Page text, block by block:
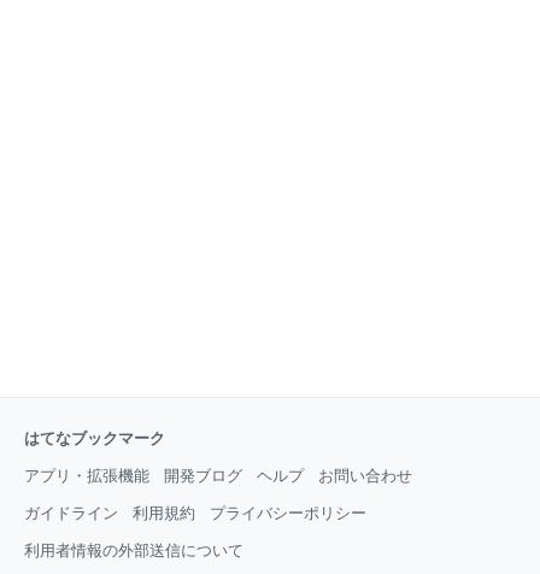
はてなブックマーク
アプリ・拡張機能 開発ブログ ヘルプ お問い合わせ
ガイドライン 利用規約 プライバシーポリシー
利用者情報の外部送信について